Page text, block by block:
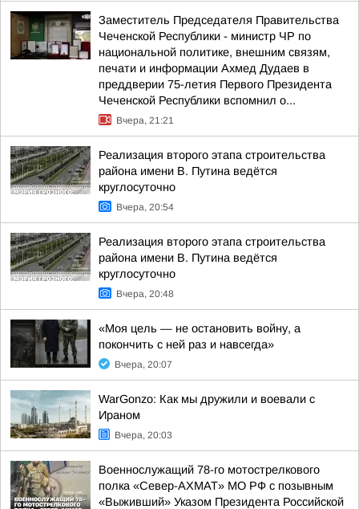
Заместитель Председателя Правительства
Чеченской Республики - министр ЧР по
национальной политике, внешним связям,
печати и информации Ахмед Дудаев в
преддверии 75-летия Первого Президента
Чеченской Республики вспомнил о...
Вчера, 21:21
Реализация второго этапа строительства
района имени В. Путина ведётся
круглосуточно
Вчера, 20:54
Реализация второго этапа строительства
района имени В. Путина ведётся
круглосуточно
Вчера, 20:48
«Моя цель — не остановить войну, а
покончить с ней раз и навсегда»
Вчера, 20:07
WarGonzo: Как мы дружили и воевали с
Ираном
Вчера, 20:03
Военнослужащий 78-го мотострелкового
полка «Север-АХМАТ» МО РФ с позывным
«Выживший» Указом Президента Российской